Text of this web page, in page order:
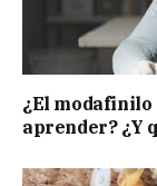
¿El
aprender? ¿Y